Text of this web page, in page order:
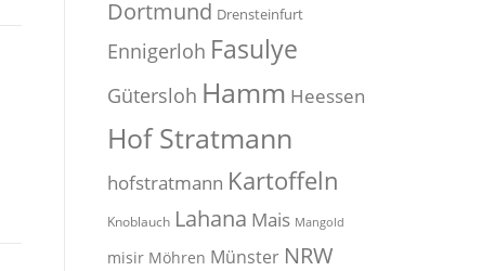
Dortmund Drensteinfurt
Ennigerloh Fasulye
Gütersloh Hamm Heessen
Hof Stratmann
hofstratmann Kartoffeln
Knoblauch Lahana Mais Mangold
misir Möhren Münster NRW